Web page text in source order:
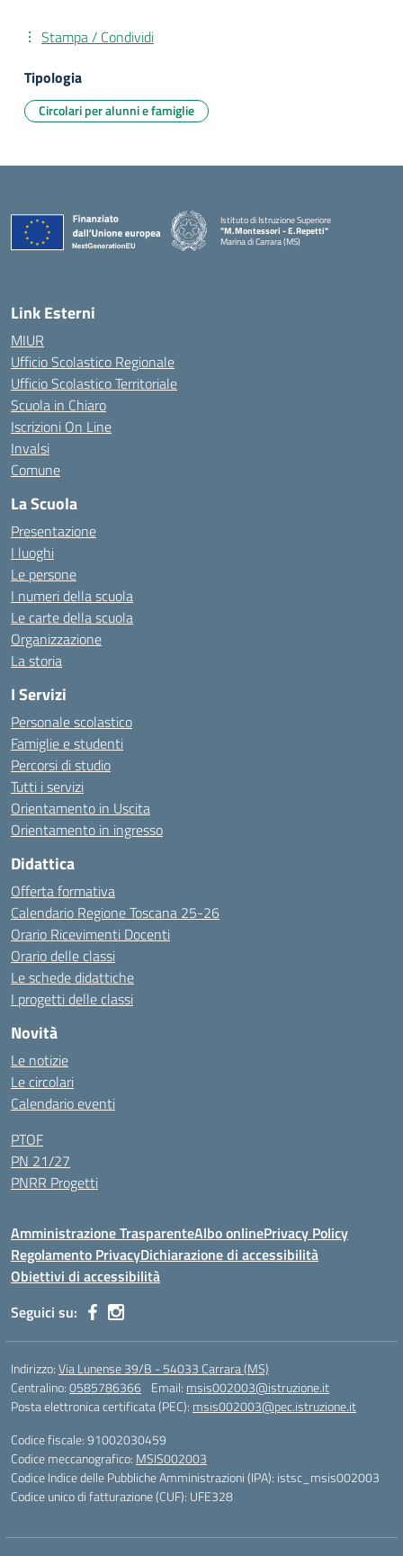
Stampa / Condividi
Tipologia
Circolari per alunni e famiglie
Istituto di Istruzione Superiore
"M.Montessori - E.Repetti"
Marina di Carrara (MS)
Link Esterni
MIUR
Ufficio Scolastico Regionale
Ufficio Scolastico Territoriale
Scuola in Chiaro
Iscrizioni On Line
Invalsi
Comune
La Scuola
Presentazione
I luoghi
Le persone
I numeri della scuola
Le carte della scuola
Organizzazione
La storia
I Servizi
Personale scolastico
Famiglie e studenti
Percorsi di studio
Tutti i servizi
Orientamento in Uscita
Orientamento in ingresso
Didattica
Offerta formativa
Calendario Regione Toscana 25-26
Orario Ricevimenti Docenti
Orario delle classi
Le schede didattiche
I progetti delle classi
Novità
Le notizie
Le circolari
Calendario eventi
PTOF
PN 21/27
PNRR Progetti
Amministrazione TrasparenteAlbo onlinePrivacy Policy
Regolamento PrivacyDichiarazione di accessibilità
Obiettivi di accessibilità
Seguici su:
Indirizzo:Via Lunense 39/B - 54033 Carrara (MS)
Centralino:0585786366 Email: msis002003@istruzione.it
Posta elettronica certificata (PEC): msis002003@pec.istruzione.it
Codice fiscale: 91002030459
Codice meccanografico: MSIS002003
Codice Indice delle Pubbliche Amministrazioni (IPA): istsc_msis002003
Codice unico di fatturazione (CUF): UFE328